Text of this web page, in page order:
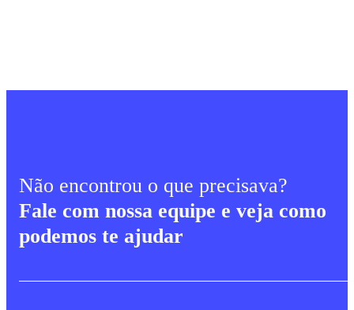
Não encontrou o que precisava?
Fale com nossa equipe e veja como
podemos te ajudar